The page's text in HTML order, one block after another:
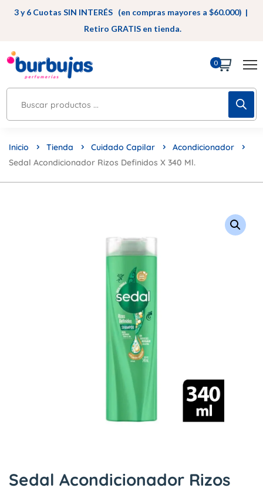
3 y 6 Cuotas SIN INTERÉS (en compras mayores a $60.000) |
Retiro GRATIS en tienda.
0
Inicio Tienda Cuidado Capilar
Acondicionador
Sedal Acondicionador Rizos Definidos X 340 Ml.
Sedal Acondicionador Rizos